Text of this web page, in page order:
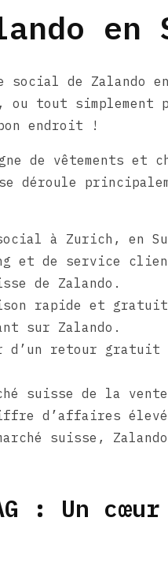
en
social de Zalando
tout simplement
endroit !
de vêtements et
déroule
à Zurich, en
et de service
de Zalando.
rapide et
sur Zalando.
d’un retour gratuit
suisse de la
d’affaires
suisse,
: Un